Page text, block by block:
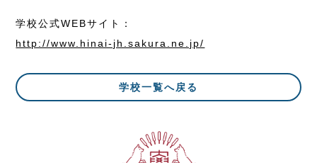
学校公式WEBサイト：
http://www.hinai-jh.sakura.ne.jp/
学校一覧へ戻る